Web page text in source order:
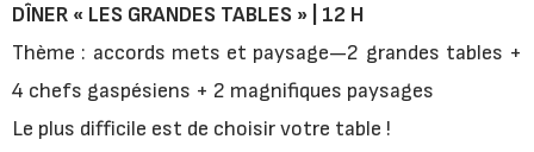
DÎNER « LES GRANDES TABLES » | 12 H
Thème : accords mets et paysage—2 grandes tables +
4 chefs gaspésiens + 2 magnifiques paysages
Le plus difficile est de choisir votre table !